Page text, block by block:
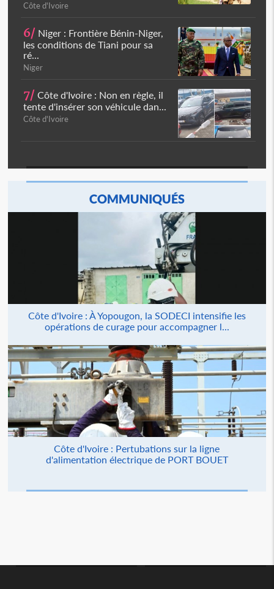
Côte d'Ivoire
6/ Niger : Frontière Bénin-Niger,
les conditions de Tiani pour sa
ré...
Niger
7/ Côte d'Ivoire : Non en règle, il
tente d'insérer son véhicule dan...
Côte d'Ivoire
COMMUNIQUÉS
Côte d'Ivoire : À Yopougon, la SODECI intensifie les
opérations de curage pour accompagner l...
Côte d'Ivoire : Pertubations sur la ligne
d'alimentation électrique de PORT BOUET